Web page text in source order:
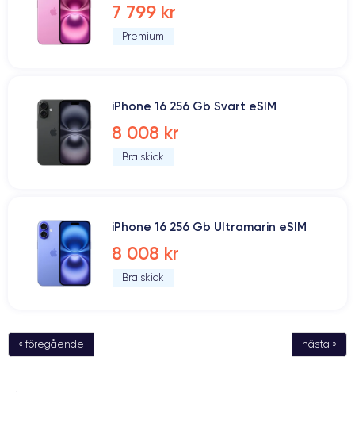
7 799 kr
Premium
iPhone 16 256 Gb Svart eSIM
8 008 kr
Bra skick
iPhone 16 256 Gb Ultramarin eSIM
8 008 kr
Bra skick
« föregående nästa »
.